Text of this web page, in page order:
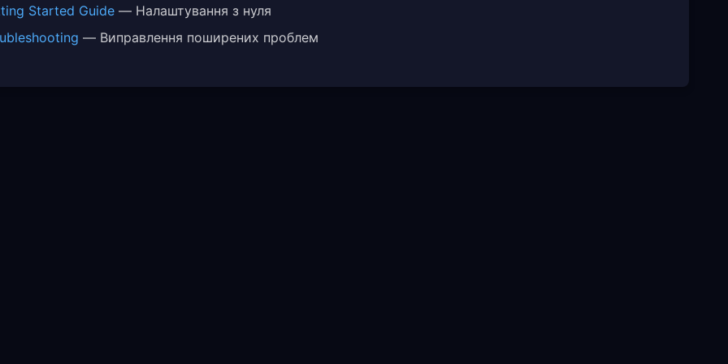
Started Guide — Налаштування з нуля
— Виправлення поширених проблем